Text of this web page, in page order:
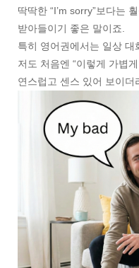
딱딱한 “I’m sorry”보다는
받아들이기 좋은 말이죠.
특히 영어권에서는 일상
저도 처음엔 “이렇게 가볍
연스럽고 센스 있어 보이더